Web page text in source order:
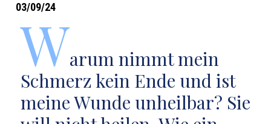
03/09/24
Warum nimmt mein
Schmerz kein Ende und ist
meine Wunde unheilbar? Sie